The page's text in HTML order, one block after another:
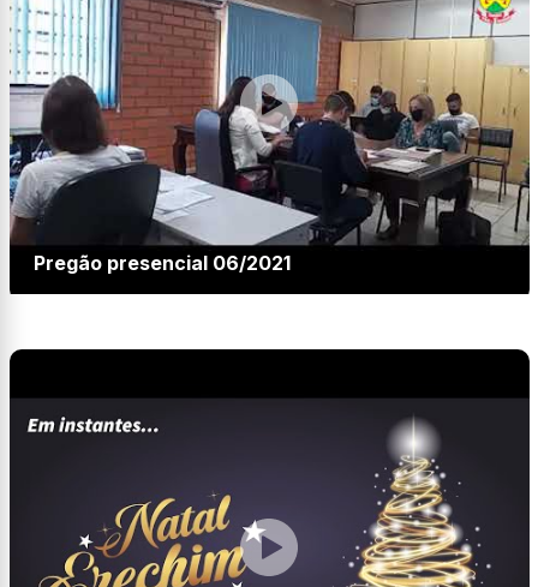
Pregão presencial 06/2021